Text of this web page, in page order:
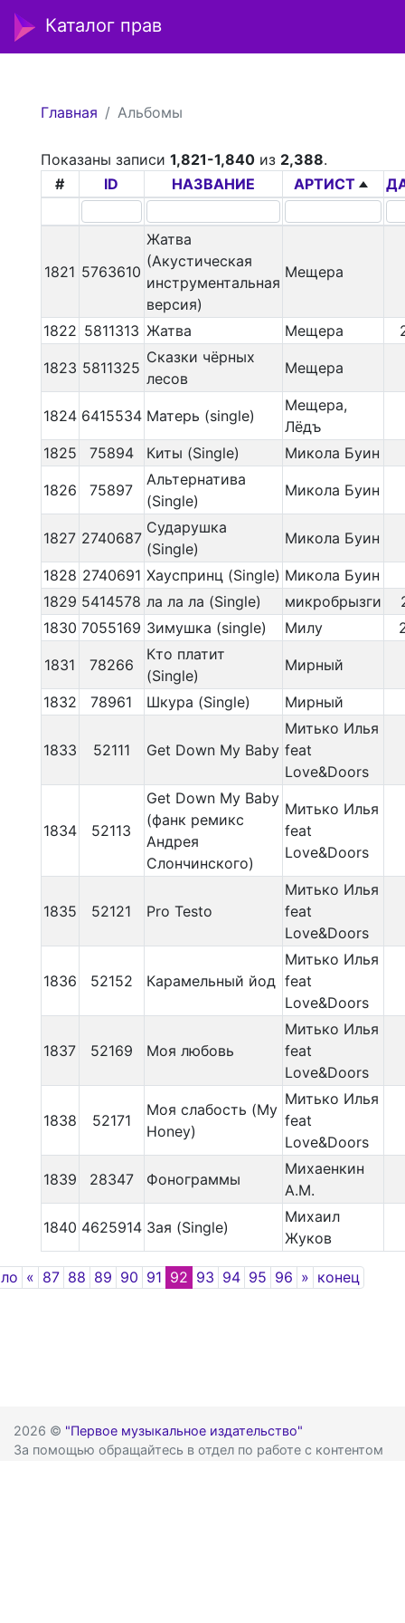
Каталог прав
Главная Альбомы
Показаны записи 1,821-1,840из 2,388.
#
ID НАЗВАНИЕ АРТИСТ
1821 5763610
Жатва
(Акустическая
инструментальная
версия)
Мещера
1822 5811313 Жатва Мещера
1823 5811325
Сказки чёрных
лесов
Мещера
1824 6415534 Матерь (single)
Мещера,
Лёдъ
1825
75894 Киты (Single) Микола Буин
1826 75897
Альтернатива
(Single)
Микола Буин
1827 2740687
Сударушка
(Single)
Микола Буин
1828 2740691 Хауспринц (Single) Микола Буин
1829 5414578 ла ла ла (Single) микробрызги
1830 7055169 Зимушка (single) Милу
1831 78266
Кто платит
(Single)
Мирный
1832 78961 Шкура (Single) Мирный
1833 52111 Get Down My Baby
Митько Илья
feat
Love&Doors
1834 52113
Get Down My Baby
(фанк ремикс
Андрея
Слончинского)
Митько Илья
feat
Love&Doors
1835 52121 Pro Testo
Митько Илья
feat
Love&Doors
1836 52152 Карамельный йод
Митько Илья
feat
Love&Doors
1837 52169 Моя любовь
Митько Илья
feat
Love&Doors
1838 52171
Моя слабость (My
Honey)
Митько Илья
feat
Love&Doors
1839 28347 Фонограммы
Михаенкин
А.М.
1840 4625914 Зая (Single)
Михаил
Жуков
« Previous
87 88 89 90 91 92 93 94 95 96 » Next
конец
2026 © "Первое музыкальное издательство"
За помощью обращайтесь в отдел по работе с контентом